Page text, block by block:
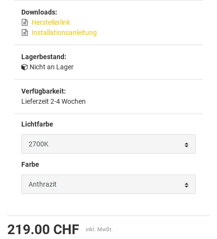
Downloads:
Herstellerlink
Installationsanleitung
Lagerbestand:
Nicht an Lager
Verfügbarkeit:
Lieferzeit 2-4 Wochen
Lichtfarbe
Farbe
219.00 CHF inkl. MwSt.